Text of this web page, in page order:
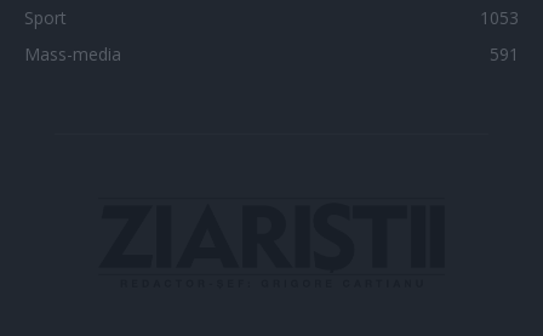
Sport
1053
Mass-media
591